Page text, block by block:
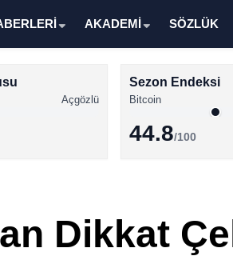
AKADEMİ SÖZLÜK
Açgözlü
Sezon Endeksi
Bitcoin
44.8/100
Dikkat